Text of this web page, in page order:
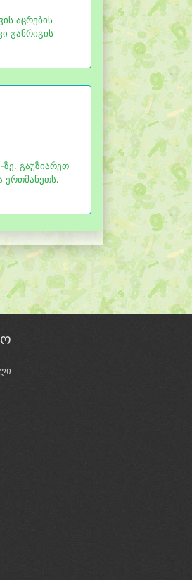
აცრების
განრიგის
გაუზიარეთ
ერთმანეთს.